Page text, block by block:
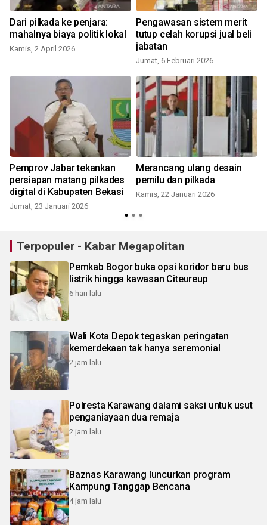
Dari pilkada ke penjara:
mahalnya biaya politik lokal
Kamis, 2 April 2026
Pengawasan sistem merit
tutup celah korupsi jual beli
jabatan
Jumat, 6 Februari 2026
Pemprov Jabar tekankan
persiapan matang pilkades
digital di Kabupaten Bekasi
Jumat, 23 Januari 2026
Merancang ulang desain
pemilu dan pilkada
Kamis, 22 Januari 2026
Terpopuler - Kabar Megapolitan
Pemkab Bogor buka opsi koridor baru bus
listrik hingga kawasan Citeureup
6 hari lalu
Wali Kota Depok tegaskan peringatan
kemerdekaan tak hanya seremonial
2 jam lalu
Polresta Karawang dalami saksi untuk usut
penganiayaan dua remaja
2 jam lalu
Baznas Karawang luncurkan program
Kampung Tanggap Bencana
4 jam lalu